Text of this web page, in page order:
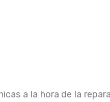
a la hora de la